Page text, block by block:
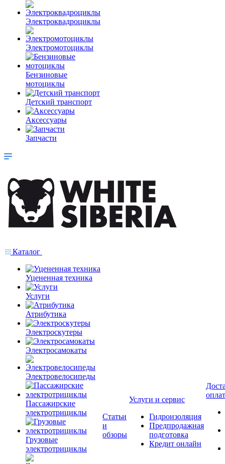
Электроквадроциклы
Электромотоциклы
Бензиновые
мотоциклы
Детский транспорт
Аксессуары
Запчасти
Каталог
Уцененная техника
Услуги
Атрибутика
Электроскутеры
Электросамокаты
Электровелосипеды
Пассажирские
электротрициклы
Грузовые
электротрициклы
Статьи
и
обзоры
Услуги и сервис
Гидроизоляция
Предпродажная
подготовка
Кредит онлайн